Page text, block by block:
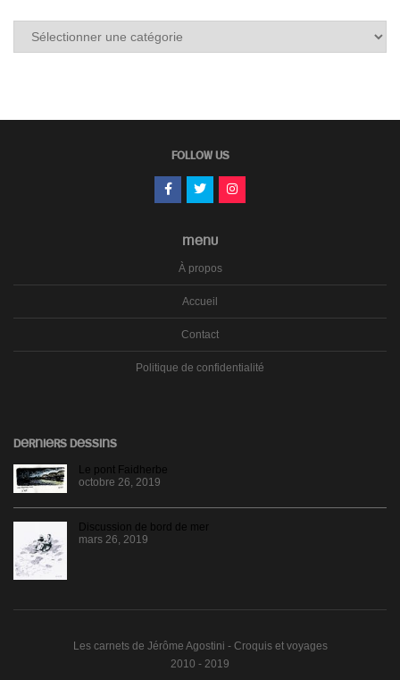
FOLLOW US
MENU
À propos
Accueil
Contact
Politique de confidentialité
DERNIERS DESSINS
Le pont Faidherbe
octobre 26, 2019
Discussion de bord de mer
mars 26, 2019
Les carnets de Jérôme Agostini - Croquis et voyages
2010 - 2019